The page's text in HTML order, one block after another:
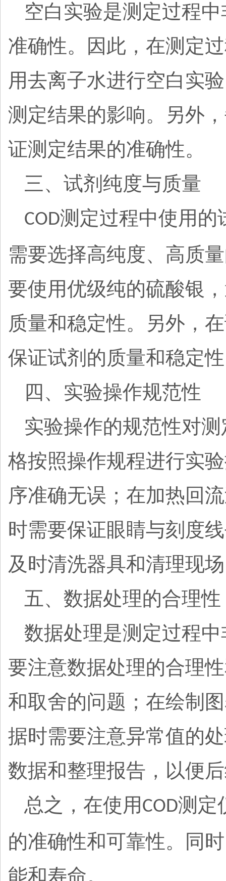
空白实验是测定过程
准确性。因此，在测定
用去离子水进行空白实
测定结果的影响。另外
证测定结果的准确性。
三、试剂纯度与质量
COD测定过程中使用的
需要选择高纯度、高质
要使用优级纯的硫酸银
质量和稳定性。另外，
保证试剂的质量和稳定
四、实验操作规范性
实验操作的规范性对
格按照操作规程进行实
序准确无误；在加热回
时需要保证眼睛与刻度
及时清洗器具和清理现
五、数据处理的合理性
数据处理是测定过程
要注意数据处理的合理
和取舍的问题；在绘制
据时需要注意异常值的
数据和整理报告，以便
总之，在使用 COD测定
的准确性和可靠性。同
能和寿命。